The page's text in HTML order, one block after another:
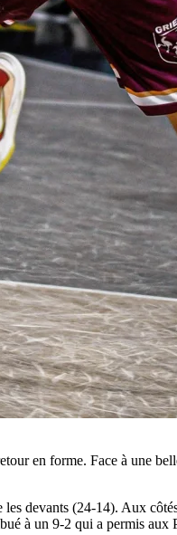
en forme. Face à une
devants (24-14). Aux
à un 9-2 qui a permis aux